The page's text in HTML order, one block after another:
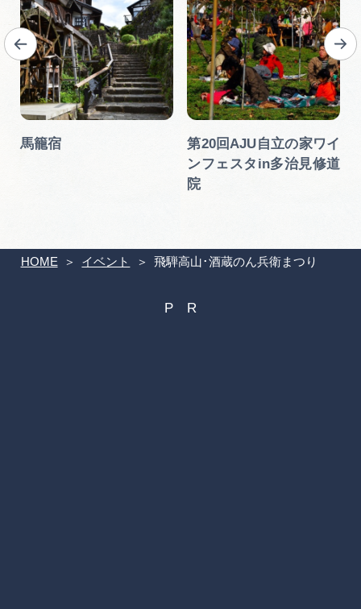
HOME イベント 飛騨高山･酒蔵のん兵衛まつり
馬籠宿
第20回AJU自立の家ワイ
ンフェスタin多治見修道
院